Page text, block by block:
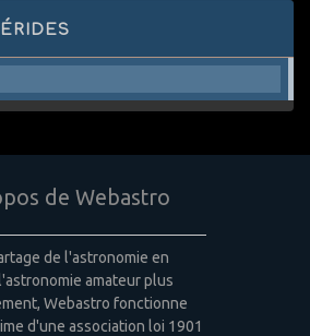
de Webastro
de l'astronomie en
amateur plus
Webastro fonctionne
d'une association loi 1901